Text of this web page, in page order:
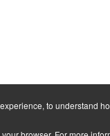
to understand